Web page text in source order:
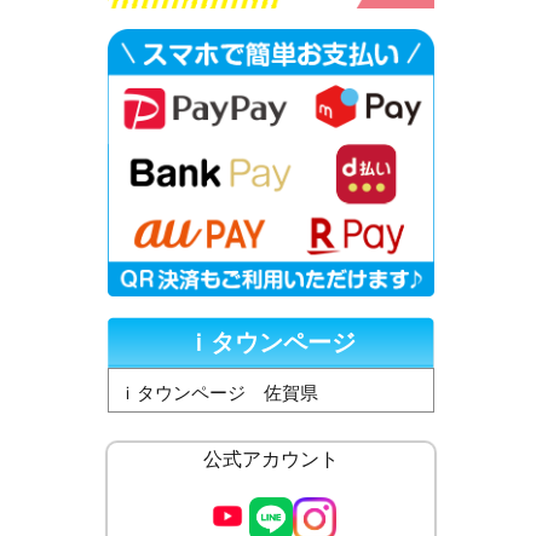
ｉタウンページ
ｉタウンページ 佐賀県
公式アカウント